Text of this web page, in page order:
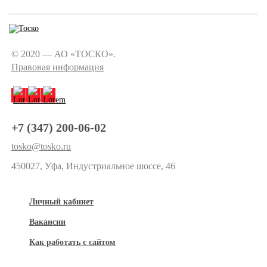
© 2020 — АО «ТОСКО».
Правовая информация
+7 (347) 200-06-02
tosko@tosko.ru
450027, Уфа, Индустриальное шоссе, 46
Личный кабинет
Вакансии
Как работать с сайтом